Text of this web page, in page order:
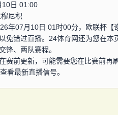
10日 01:00
尼积
年07月10日 01时00分，欧联杯
免错过直播。24体育网还为您在
锋、两队赛程。
赛前更新，可能需要您在比赛前
看最新直播信号。